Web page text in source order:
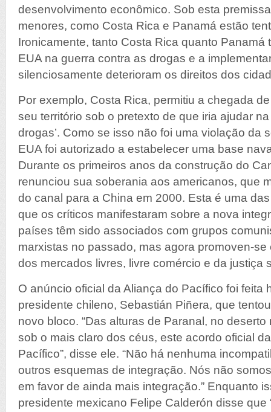
desenvolvimento econômico. Sob esta
menores, como Costa Rica e Panamá estão
Ironicamente, tanto Costa Rica quanto Panamá
EUA na guerra contra as drogas e a
silenciosamente deterioram os direitos dos
Por exemplo, Costa Rica, permitiu a chegada
seu território sob o pretexto de que iria ajudar na
drogas’. Como se isso não foi uma violação da
EUA foi autorizado a estabelecer uma base
Durante os primeiros anos da construção do
renunciou sua soberania aos americanos, que
do canal para a China em 2000. Esta é uma
que os críticos manifestaram sobre a nova
países têm sido associados com grupos
marxistas no passado, mas agora promoven-
dos mercados livres, livre comércio e da justiça
O anúncio oficial da Aliança do Pacífico foi feita
presidente chileno, Sebastián Piñera, que
novo bloco. “Das alturas de Paranal, no
sob o mais claro dos céus, este acordo oficial
Pacífico”, disse ele. “Não há nenhuma
outros esquemas de integração. Nós não
em favor de ainda mais integração.” Enquanto
presidente mexicano Felipe Calderón disse que